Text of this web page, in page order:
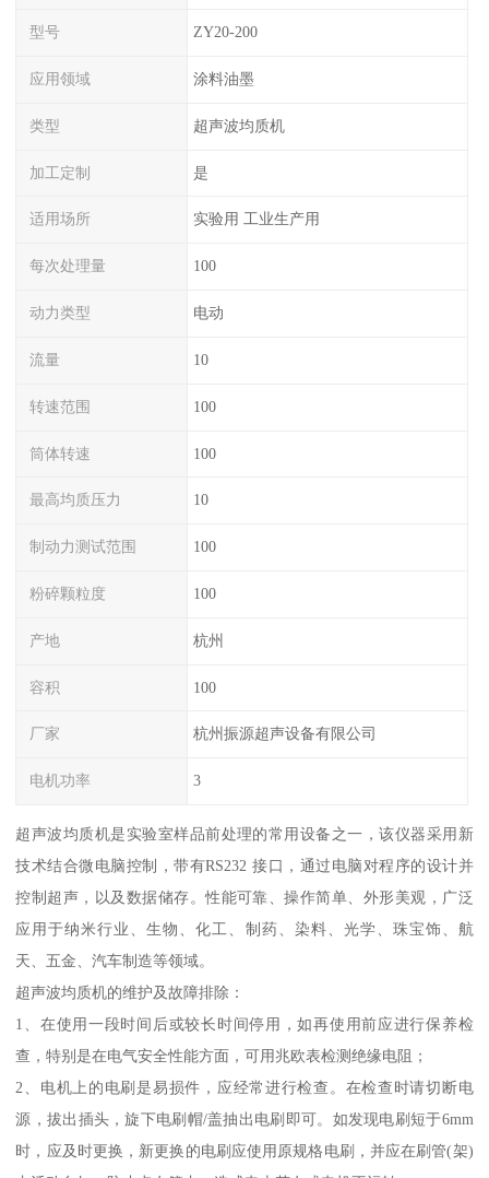
型号 ZY20-200
应用领域 涂料油墨
类型 超声波均质机
加工定制 是
适用场所 实验用 工业生产用
每次处理量 100
动力类型 电动
流量 10
转速范围 100
筒体转速 100
最高均质压力 10
制动力测试范围 100
粉碎颗粒度 100
产地 杭州
容积 100
厂家 杭州振源超声设备有限公司
电机功率 3
超声波均质机是实验室样品前处理的常用设备之一，该仪器采用新
技术结合微电脑控制，带有RS232 接口，通过电脑对程序的设计并
控制超声，以及数据储存。性能可靠、操作简单、外形美观，广泛
应用于纳米行业、生物、化工、制药、染料、光学、珠宝饰、航
天、五金、汽车制造等领域。
超声波均质机的维护及故障排除：
1、在使用一段时间后或较长时间停用，如再使用前应进行保养检
查，特别是在电气安全性能方面，可用兆欧表检测绝缘电阻；
2、电机上的电刷是易损件，应经常进行检查。在检查时请切断电
源，拔出插头，旋下电刷帽/盖抽出电刷即可。如发现电刷短于6mm
时，应及时更换，新更换的电刷应使用原规格电刷，并应在刷管(架)